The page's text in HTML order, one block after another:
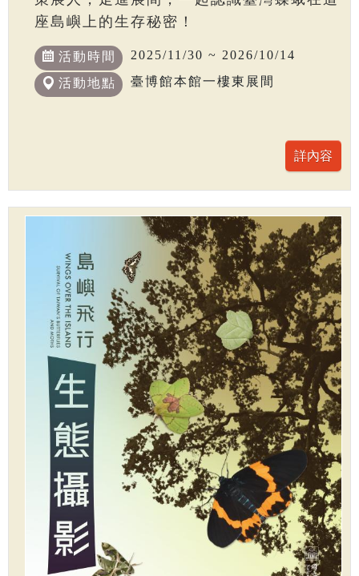
座島嶼上的生存秘密！
活動時間 2025/11/30 ~ 2026/10/14
活動地點 臺博館本館一樓東展間